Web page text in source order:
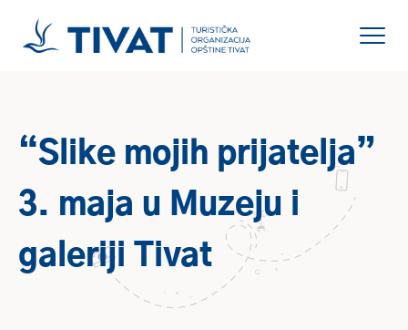
“Slike mojih prijatelja”
3. maja u Muzeju i
galeriji Tivat